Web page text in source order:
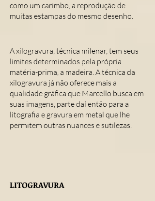
como um carimbo, a reprodução de
muitas estampas do mesmo desenho.
A xilogravura, técnica milenar, tem seus
limites determinados pela própria
matéria-prima, a madeira. A técnica da
xilogravura já não oferece mais a
qualidade gráfica que Marcello busca em
suas imagens, parte daí então para a
litografia e gravura em metal que lhe
permitem outras nuances e sutilezas.
LITOGRAVURA